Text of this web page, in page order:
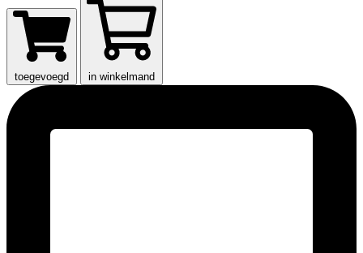
toegevoegd in winkelmand